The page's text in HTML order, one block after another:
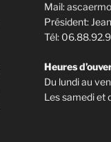
Mail:
Président:
Tél:
Heures
Du lundi au
Les samedi